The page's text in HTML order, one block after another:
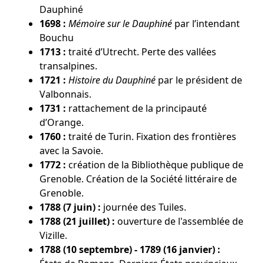
Dauphiné
1698 : Mémoire sur le Dauphiné par l’intendant
Bouchu
1713 : traité d’Utrecht. Perte des vallées
transalpines.
1721 : Histoire du Dauphiné par le président de
Valbonnais.
1731 : rattachement de la principauté
d’Orange.
1760 : traité de Turin. Fixation des frontières
avec la Savoie.
1772 : création de la Bibliothèque publique de
Grenoble. Création de la Société littéraire de
Grenoble.
1788 (7 juin) : journée des Tuiles.
1788 (21 juillet) : ouverture de l'assemblée de
Vizille.
1788 (10 septembre) - 1789 (16 janvier) :